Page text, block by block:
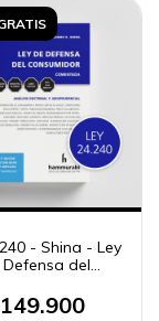
- Shina - Ley
del